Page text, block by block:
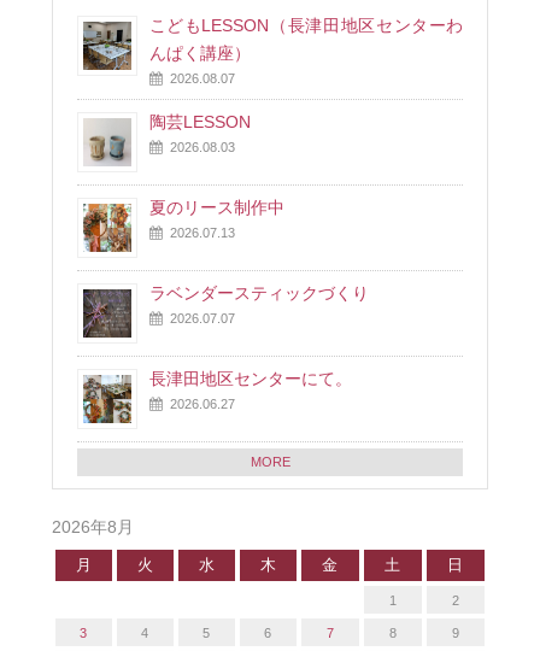
こどもLESSON（長津田地区センターわ
んぱく講座）
2026.08.07
陶芸LESSON
2026.08.03
夏のリース制作中
2026.07.13
ラベンダースティックづくり
2026.07.07
長津田地区センターにて。
2026.06.27
MORE
2026年8月
月 火 水 木 金 土 日
1 2
3 4 5 6 7 8 9